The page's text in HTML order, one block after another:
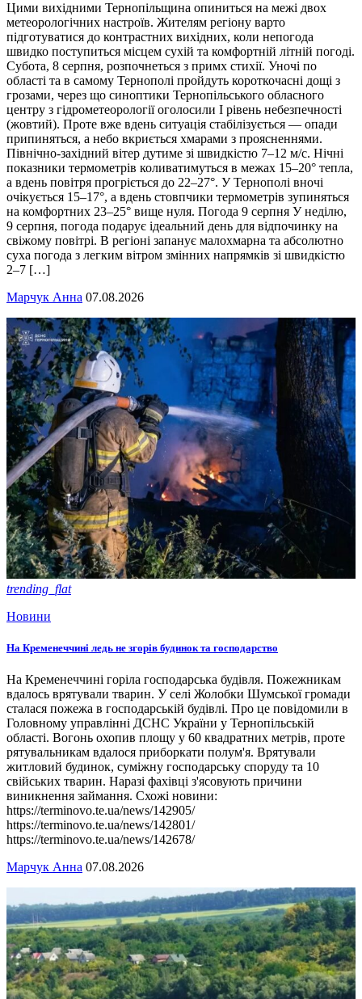
Цими вихідними Тернопільщина опиниться на межі двох
метеорологічних настроїв. Жителям регіону варто
підготуватися до контрастних вихідних, коли непогода
швидко поступиться місцем сухій та комфортній літній погоді.
Субота, 8 серпня, розпочнеться з примх стихії. Уночі по
області та в самому Тернополі пройдуть короткочасні дощі з
грозами, через що синоптики Тернопільського обласного
центру з гідрометеорології оголосили І рівень небезпечності
(жовтий). Проте вже вдень ситуація стабілізується — опади
припиняться, а небо вкриється хмарами з проясненнями.
Північно-західний вітер дутиме зі швидкістю 7–12 м/с. Нічні
показники термометрів коливатимуться в межах 15–20° тепла,
а вдень повітря прогріється до 22–27°. У Тернополі вночі
очікується 15–17°, а вдень стовпчики термометрів зупиняться
на комфортних 23–25° вище нуля. Погода 9 серпня У неділю,
9 серпня, погода подарує ідеальний день для відпочинку на
свіжому повітрі. В регіоні запанує малохмарна та абсолютно
суха погода з легким вітром змінних напрямків зі швидкістю
2–7 […]
Марчук Анна 07.08.2026
trending_flat
Новини
На Кременеччині ледь не згорів будинок та господарство
На Кременеччині горіла господарська будівля. Пожежникам
вдалось врятували тварин. У селі Жолобки Шумської громади
сталася пожежа в господарській будівлі. Про це повідомили в
Головному управлінні ДСНС України у Тернопільській
області. Вогонь охопив площу у 60 квадратних метрів, проте
рятувальникам вдалося приборкати полум'я. Врятували
житловий будинок, суміжну господарську споруду та 10
свійських тварин. Наразі фахівці з'ясовують причини
виникнення займання. Схожі новини:
https://terminovo.te.ua/news/142905/
https://terminovo.te.ua/news/142801/
https://terminovo.te.ua/news/142678/
Марчук Анна 07.08.2026